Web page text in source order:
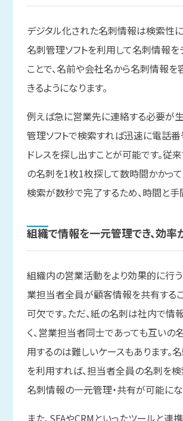
デジタル化された名刺情報は検索性に
名刺管理ソフトを利用して名刺情報を
ことで、名前や会社名から名刺情報
きるようになります。
例えば急に営業先に連絡する必要が
管理ソフトで検索すれば迅速に電話
ドレスを探し出すことが可能です。従
の名刺を1枚1枚探して数時間かかっ
検索が数秒で完了するため、時間と手
組織で情報を一元管理でき、効率
組織内の営業活動をより効果的に行う
業担当者全員が顧客情報を共有する
可欠です。ただ、紙の名刺は社内で情
く、営業担当者同士であっても互いの
用するのは難しいケースもあります。
を利用すれば、担当者全員の名刺を検
名刺情報の一元管理・共有が可能にな
また、SFAやCRMといったツールと連